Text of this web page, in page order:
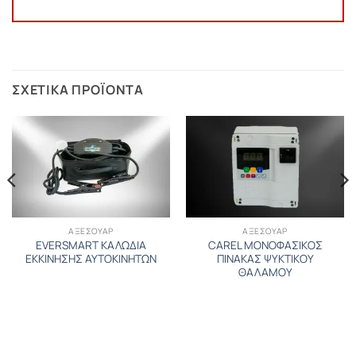
ΣΧΕΤΙΚΆ ΠΡΟΪΌΝΤΑ
ΑΞΕΣΟΥΑΡ
EVERSMART ΚΑΛΩΔΙΑ
ΕΚΚΙΝΗΣΗΣ ΑΥΤΟΚΙΝΗΤΩΝ
ΑΞΕΣΟΥΑΡ
CAREL ΜΟΝΟΦΑΣΙΚΟΣ
ΠΙΝΑΚΑΣ ΨΥΚΤΙΚΟΥ
ΘΑΛΑΜΟΥ